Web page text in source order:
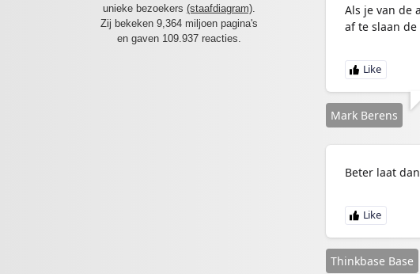
unieke bezoekers (staafdiagram)
Zij bekeken 9,364 miljoen pagina's
en gaven 109.937 reacties.
Als je van de
af te slaan
Mark Berens
Beter laat
Thinkbase Base